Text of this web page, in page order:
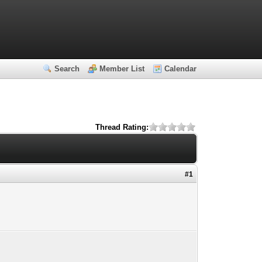
Search Member List Calendar
Thread Rating:
#1